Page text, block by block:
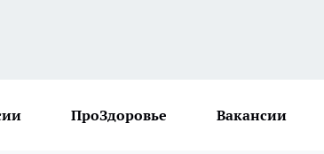
ПроЗдоровье Вакансии